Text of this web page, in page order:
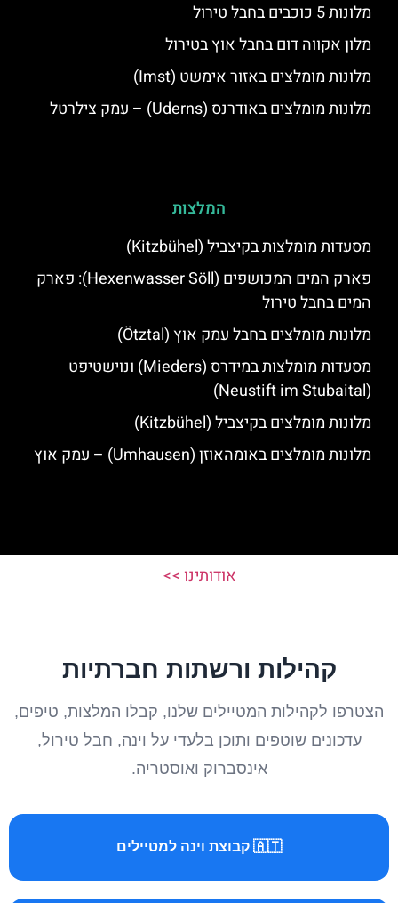
מלונות 5 כוכבים בחבל טירול
מלון אקווה דום בחבל אוץ בטירול
מלונות מומלצים באזור אימשט (Imst)
מלונות מומלצים באודרנס (Uderns) – עמק צילרטל
המלצות
מסעדות מומלצות בקיצביל (Kitzbühel)
פארק המים המכושפים (Hexenwasser Söll): פארק
המים בחבל טירול
מלונות מומלצים בחבל עמק אוץ (Ötztal)
מסעדות מומלצות במידרס (Mieders) ונוישטיפט
(Neustift im Stubaital)
מלונות מומלצים בקיצביל (Kitzbühel)
מלונות מומלצים באומהאוזן (Umhausen) – עמק אוץ
אודותינו >>
קהילות ורשתות חברתיות
הצטרפו לקהילות המטיילים שלנו, קבלו המלצות, טיפים,
עדכונים שוטפים ותוכן בלעדי על וינה, חבל טירול,
אינסברוק ואוסטריה.
🇦🇹 קבוצת וינה למטיילים